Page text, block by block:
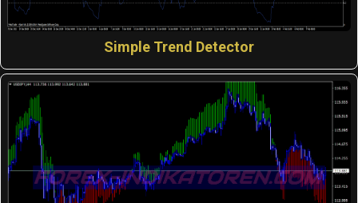
Simple Trend Detector